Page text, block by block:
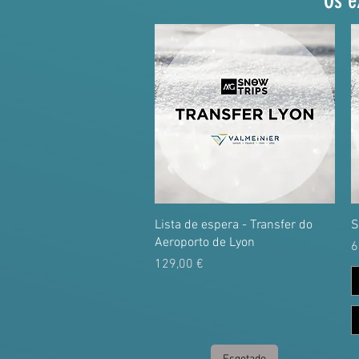
Lista de espera - Transfer do
Aeroporto de Lyon
Preço
129,00 €